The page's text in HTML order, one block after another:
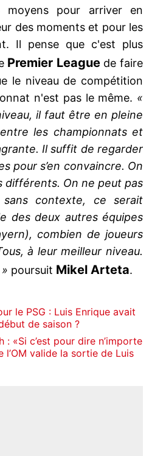
moyens pour arriver en
des moments et pour les
Il pense que c'est plus
Premier Leaguede faire
le niveau de compétition
n'est pas le même. «
il faut être en pleine
les championnats et
Il suffit de regarder
pour s’en convaincre. On
différents. On ne peut pas
contexte, ce serait
des deux autres équipes
combien de joueurs
à leur meilleur niveau.
poursuit Mikel Arteta.
le PSG : Luis Enrique avait
de saison ?
: «Si c’est pour dire n’importe
l’OM valide la sortie de Luis